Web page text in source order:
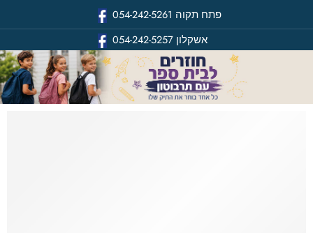
פתח תקוה 054-242-5261
אשקלון054-242-5257